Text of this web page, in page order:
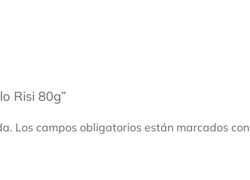
Risi 80g”
Los campos obligatorios están marcados con